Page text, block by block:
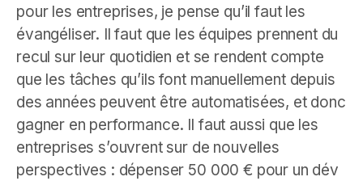
pour les entreprises, je pense qu’il faut les
évangéliser. Il faut que les équipes prennent du
recul sur leur quotidien et se rendent compte
que les tâches qu’ils font manuellement depuis
des années peuvent être automatisées, et donc
gagner en performance. Il faut aussi que les
entreprises s’ouvrent sur de nouvelles
perspectives : dépenser 50 000 € pour un dév